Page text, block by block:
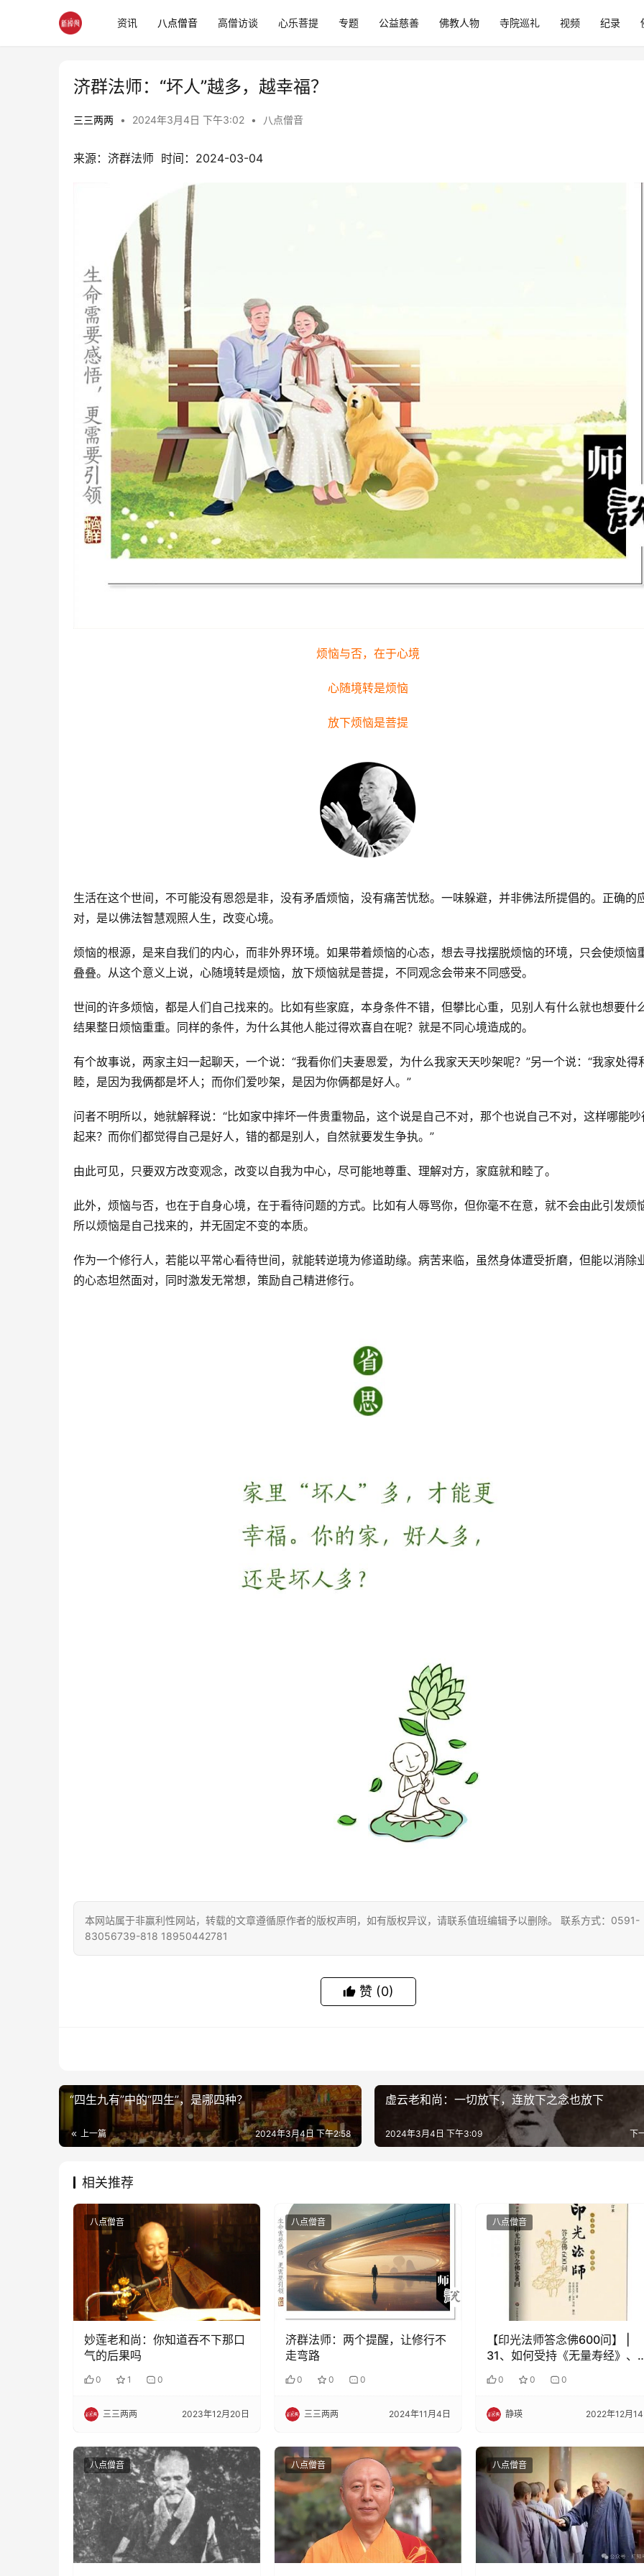
资讯 八点僧音 高僧访谈 心乐菩提 专题 公益慈善 佛教人物 寺院巡礼 视频 纪录
济群法师：“坏人”越多，越幸福？
三三两两 • 2024年3月4日 下午3:02 • 八点僧音
来源：济群法师  时间：2024-03-04
烦恼与否，在于心境
心随境转是烦恼
放下烦恼是菩提
生活在这个世间，不可能没有恩怨是非，没有矛盾烦恼，没有痛苦忧愁。一味躲避，并非佛法所提倡的。正确的
对，是以佛法智慧观照人生，改变心境。
烦恼的根源，是来自我们的内心，而非外界环境。如果带着烦恼的心态，想去寻找摆脱烦恼的环境，只会使烦恼
叠叠。从这个意义上说，心随境转是烦恼，放下烦恼就是菩提，不同观念会带来不同感受。
世间的许多烦恼，都是人们自己找来的。比如有些家庭，本身条件不错，但攀比心重，见别人有什么就也想要什
结果整日烦恼重重。同样的条件，为什么其他人能过得欢喜自在呢？就是不同心境造成的。
有个故事说，两家主妇一起聊天，一个说：“我看你们夫妻恩爱，为什么我家天天吵架呢？”另一个说：“我家处得
睦，是因为我俩都是坏人；而你们爱吵架，是因为你俩都是好人。”
问者不明所以，她就解释说：“比如家中摔坏一件贵重物品，这个说是自己不对，那个也说自己不对，这样哪能吵
起来？而你们都觉得自己是好人，错的都是别人，自然就要发生争执。”
由此可见，只要双方改变观念，改变以自我为中心，尽可能地尊重、理解对方，家庭就和睦了。
此外，烦恼与否，也在于自身心境，在于看待问题的方式。比如有人辱骂你，但你毫不在意，就不会由此引发烦
所以烦恼是自己找来的，并无固定不变的本质。
作为一个修行人，若能以平常心看待世间，就能转逆境为修道助缘。病苦来临，虽然身体遭受折磨，但能以消除
的心态坦然面对，同时激发无常想，策励自己精进修行。
本网站属于非赢利性网站，转载的文章遵循原作者的版权声明，如有版权异议，请联系值班编辑予以删除。 联系方式：0591-
83056739-818 18950442781
赞 (0)
“四生九有”中的“四生”，是哪四种？
上一篇 2024年3月4日 下午2:58
虚云老和尚：一切放下，连放下之念也放下
下
2024年3月4日 下午3:09
相关推荐
八点僧音
妙莲老和尚：你知道吞不下那口
气的后果吗
0 1 0
三三两两 2023年12月20日
八点僧音
济群法师：两个提醒，让修行不
走弯路
0 0 0
三三两两 2024年11月4日
八点僧音
【印光法师答念佛600问】 |
31、如何受持《无量寿经》、
0 0 0
静瑛 2022年12月
八点僧音 八点僧音 八点僧音